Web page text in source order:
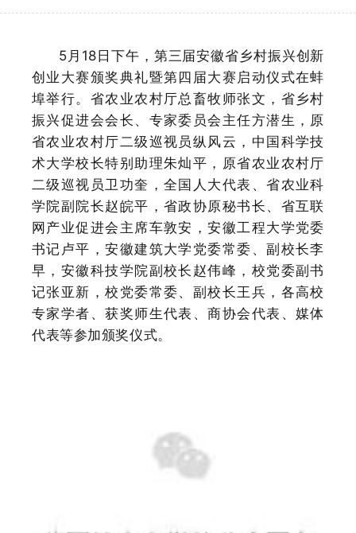
5月18日下午，第三届安徽省乡村振兴创新
创业大赛颁奖典礼暨第四届大赛启动仪式在蚌
埠举行。省农业农村厅总畜牧师张文，省乡村
振兴促进会会长、专家委员会主任方潜生，原
省农业农村厅二级巡视员纵风云，中国科学技
术大学校长特别助理朱灿平，原省农业农村厅
二级巡视员卫功奎，全国人大代表、省农业科
学院副院长赵皖平，省政协原秘书长、省互联
网产业促进会主席车敦安，安徽工程大学党委
书记卢平，安徽建筑大学党委常委、副校长李
早，安徽科技学院副校长赵伟峰，校党委副书
记张亚新，校党委常委、副校长王兵，各高校
专家学者、获奖师生代表、商协会代表、媒体
代表等参加颁奖仪式。